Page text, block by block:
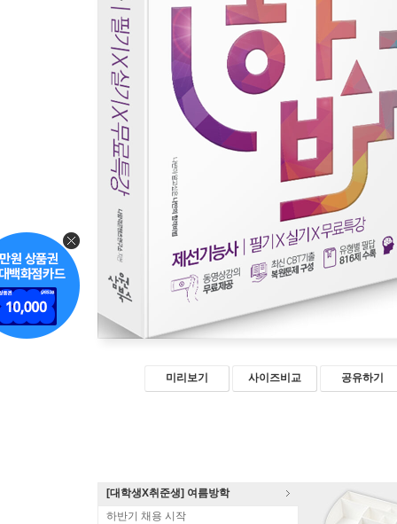
미리보기 사이즈비교 공유하기
[대학생X취준생] 여름방학
하반기 채용 시작